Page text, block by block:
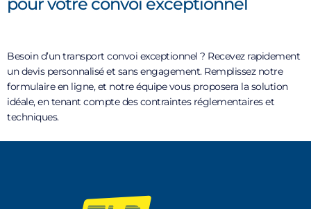
Besoin d’un transport convoi exceptionnel ? Recevez rapidement
un devis personnalisé et sans engagement. Remplissez notre
formulaire en ligne, et notre équipe vous proposera la solution
idéale, en tenant compte des contraintes réglementaires et
techniques.